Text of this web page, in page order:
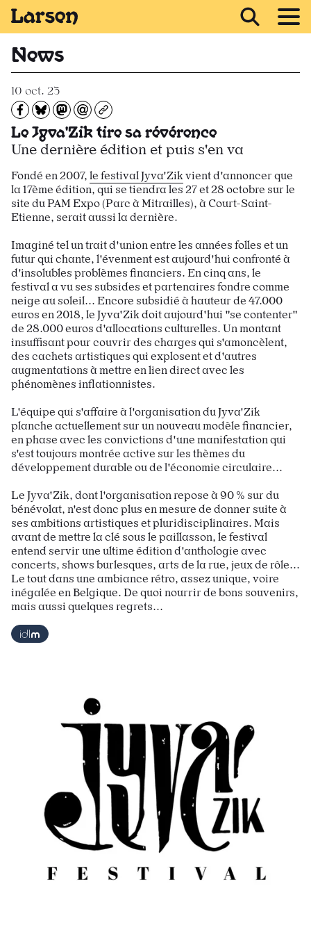
News
10 oct. 23
Partagez sur Facebook
Partager sur Bluesky
Partager sur Mastodon
Partagez par e-mail
Copiez l’url
Le Jyva'Zik tire sa révérence
Une dernière édition et puis s'en va
Fondé en 2007, le festival Jyva'Zikvient d'annoncer que
la 17ème édition, qui se tiendra les 27 et 28 octobre sur le
site du PAM Expo (Parc à Mitrailles), à Court-Saint-
Etienne, serait aussi la dernière.
Imaginé tel un trait d'union entre les années folles et un
futur qui chante, l'évenment est aujourd'hui confronté à
d'insolubles problèmes financiers. En cinq ans, le
festival a vu ses subsides et partenaires fondre comme
neige au soleil... Encore subsidié à hauteur de 47.000
euros en 2018, le Jyva'Zik doit aujourd'hui "se contenter"
de 28.000 euros d'allocations culturelles. Un montant
insuffisant pour couvrir des charges qui s'amoncèlent,
des cachets artistiques qui explosent et d'autres
augmentations à mettre en lien direct avec les
phénomènes inflationnistes.
L'équipe qui s'affaire à l'organisation du Jyva'Zik
planche actuellement sur un nouveau modèle financier,
en phase avec les convictions d'une manifestation qui
s'est toujours montrée active sur les thèmes du
développement durable ou de l'économie circulaire...
Le Jyva'Zik, dont l'organisation repose à 90 % sur du
bénévolat, n'est donc plus en mesure de donner suite à
ses ambitions artistiques et pluridisciplinaires. Mais
avant de mettre la clé sous le paillasson, le festival
entend servir une ultime édition d'anthologie avec
concerts, shows burlesques, arts de la rue, jeux de rôle...
Le tout dans une ambiance rétro, assez unique, voire
inégalée en Belgique. De quoi nourrir de bons souvenirs,
mais aussi quelques regrets...